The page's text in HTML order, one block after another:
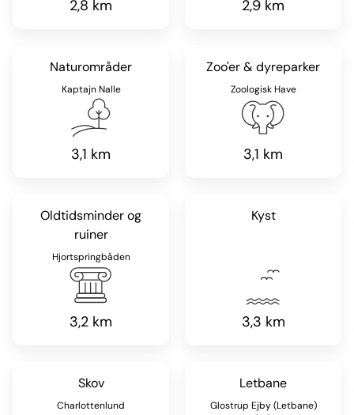
2,8 km 2,9 km
Naturområder
Kaptajn Nalle
3,1 km
Zoo'er & dyreparker
Zoologisk Have
3,1 km
Oldtidsminder og
ruiner
Hjortspringbåden
3,2 km
Kyst
3,3 km
Skov
Charlottenlund
Letbane
Glostrup Ejby (Letbane)